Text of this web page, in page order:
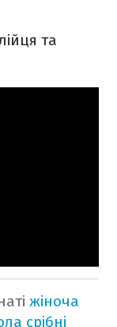
та
жіноча
срібні